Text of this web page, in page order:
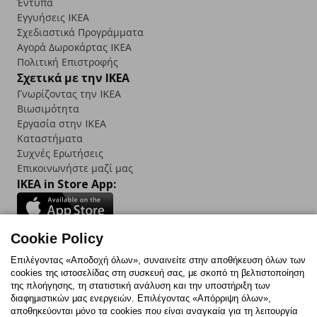
Εγγυήσεις IKEA
Σχεδιαστικά Προγράμματα
Αγορά Δωρoκάρτας IKEA
Πολιτική Επιστροφής
Σχετικά με την IKEA
Γνωρίζοντας την IKEA
Βιωσιμότητα
Εργασία στην IKEA
Καταστήματα
Συχνές Ερωτήσεις
Επικοινωνήστε μαζί μας
IKEA in Store App:
Follow us:
FacebookInstagram
TikTokYoutubePinterestTwitter
Cookie Policy
Επιλέγοντας «Αποδοχή όλων», συναινείτε στην αποθήκευση όλων των
cookies της ιστοσελίδας στη συσκευή σας, με σκοπό τη βελτιστοποίηση
της πλοήγησης, τη στατιστική ανάλυση και την υποστήριξη των
διαφημιστικών μας ενεργειών. Επιλέγοντας «Απόρριψη όλων»,
αποθηκεύονται μόνο τα cookies που είναι αναγκαία για τη λειτουργία